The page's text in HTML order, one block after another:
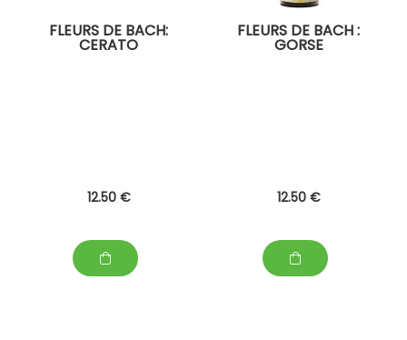
FLEURS DE BACH:
CERATO
12.50 €
FLEURS DE BACH :
GORSE
12.50 €